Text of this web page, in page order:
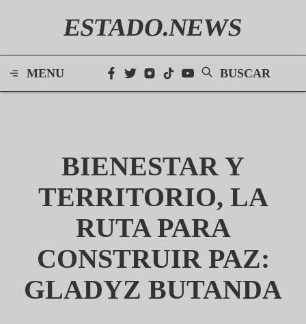
ESTADO.NEWS
MENU BUSCAR
BIENESTAR Y
TERRITORIO, LA
RUTA PARA
CONSTRUIR PAZ:
GLADYZ BUTANDA